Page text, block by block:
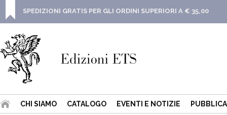
SPEDIZIONI GRATIS PER GLI ORDINI SUPERIORI A € 35,00
CHI SIAMO CATALOGO EVENTI E NOTIZIE